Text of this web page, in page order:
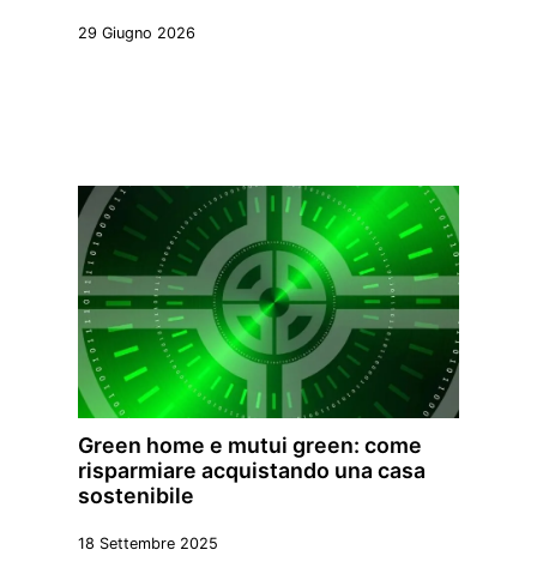
29 Giugno 2026
Green home e mutui green: come
risparmiare acquistando una casa
sostenibile
18 Settembre 2025